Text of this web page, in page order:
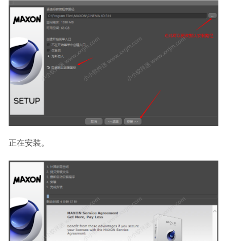
正在安装。